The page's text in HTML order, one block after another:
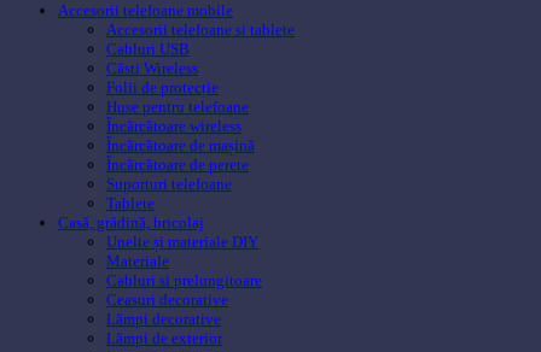
Accesorii telefoane mobile
Accesorii telefoane si tablete
Cabluri USB
Căsti Wireless
Folii de protecție
Huse pentru telefoane
Încărcătoare wireless
Încărcătoare de mașină
Încărcătoare de perete
Suporturi telefoane
Tablete
Casă, grădină, bricolaj
Unelte și materiale DIY
Materiale
Cabluri si prelungitoare
Ceasuri decorative
Lămpi decorative
Lămpi de exterior